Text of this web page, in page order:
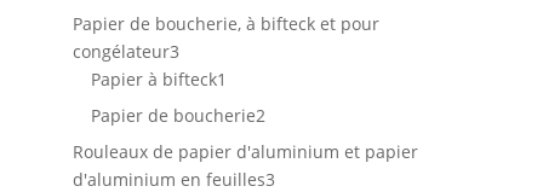
produits
Papier de boucherie, à bifteck et pour
congélateur33
produits
Papier à bifteck1
produit
Papier de boucherie22
produits
Rouleaux de papier d'aluminium et papier
d'aluminium en feuilles33